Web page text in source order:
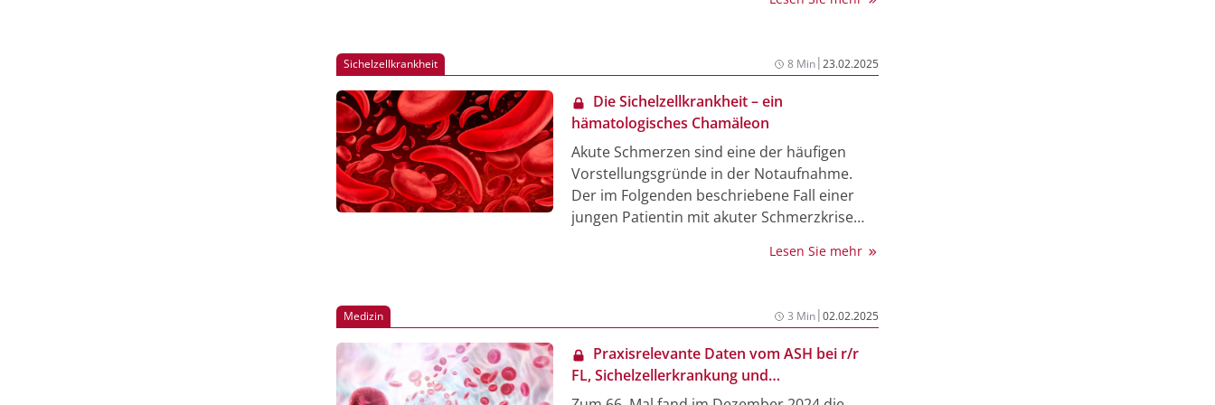
Heilung aufweist und die Lebensqualität
Sichelzellkrankheit 8 Min|23.02.2025
Die Sichelzellkrankheit – ein
hämatologisches Chamäleon
Akute Schmerzen sind eine der häufigen
Vorstellungsgründe in der Notaufnahme.
Der im Folgenden beschriebene Fall einer
jungen Patientin mit akuter Schmerzkrise
bei einer Gesamtkonstellation mit auffälligen
Sichelzellkrankheit zu denken. Dabei handelt
es sich um eine hereditäre hämolytische
Anämie bzw. Hämoglobinopathie, welche vor
allem in Subsahara-Afrika, aber auch im
Lesen Sie mehr
Medizin 3 Min|02.02.2025
Praxisrelevante Daten vom ASH bei r/r
FL, Sichelzellerkrankung und
transfusionsabhängiger Beta-Thalassämie